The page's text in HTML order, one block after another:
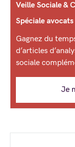
Veille Sociale &
Spéciale avocats
Gagnez du
d’articles
sociale
Je